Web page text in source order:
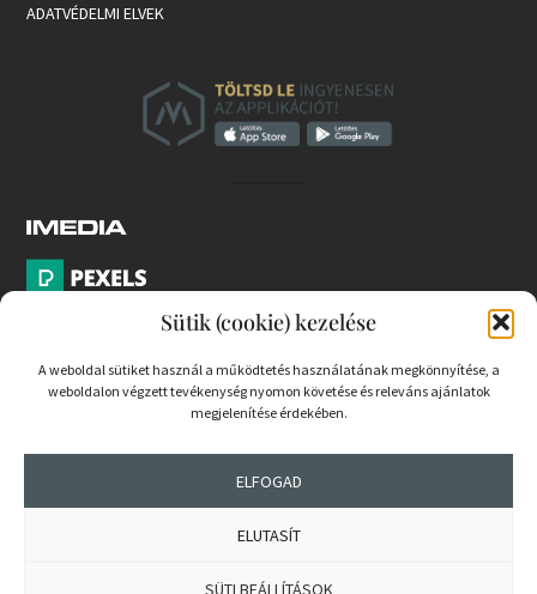
Sütik (cookie) kezelése
A weboldal sütiket használ a működtetés használatának megkönnyítése, a
weboldalon végzett tevékenység nyomon követése és releváns ajánlatok
megjelenítése érdekében.
ELFOGAD
ELUTASÍT
SÜTI BEÁLLÍTÁSOK
ADATVÉDELMI ELVEK
PARTNEREK